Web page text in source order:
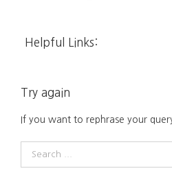
Helpful Links:
Try again
If you want to rephrase your